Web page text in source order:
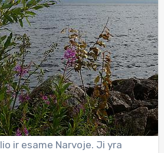
ir esame Narvoje. Ji yra